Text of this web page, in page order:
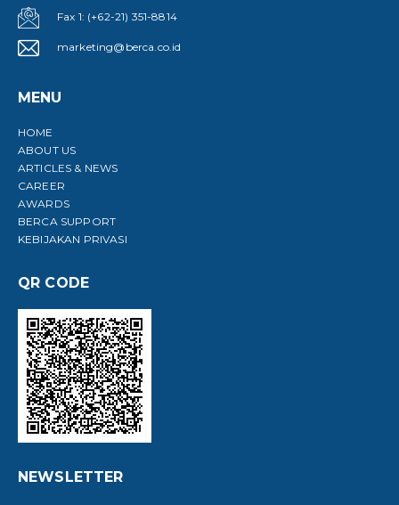
Fax 1: (+62-21) 351-8814
marketing@berca.co.id
MENU
HOME
ABOUT US
ARTICLES & NEWS
CAREER
AWARDS
BERCA SUPPORT
KEBIJAKAN PRIVASI
QR CODE
NEWSLETTER